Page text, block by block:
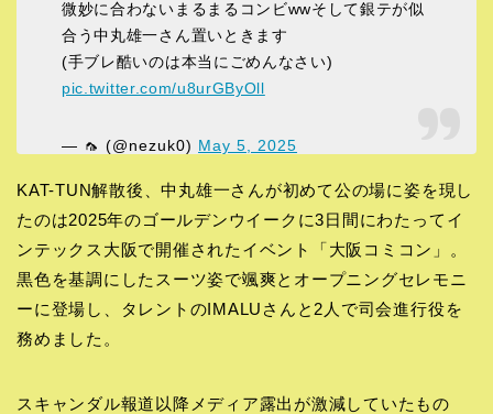
微妙に合わないまるまるコンビwwそして銀テが似
合う中丸雄一さん置いときます
(手ブレ酷いのは本当にごめんなさい)
pic.twitter.com/u8urGByOll
— 🦟 (@nezuk0) May 5, 2025
KAT-TUN解散後、中丸雄一さんが初めて公の場に姿を現し
たのは2025年のゴールデンウイークに3日間にわたってイ
ンテックス大阪で開催されたイベント「大阪コミコン」。
黒色を基調にしたスーツ姿で颯爽とオープニングセレモニ
ーに登場し、タレントのIMALUさんと2人で司会進行役を
務めました。
スキャンダル報道以降メディア露出が激減していたもの